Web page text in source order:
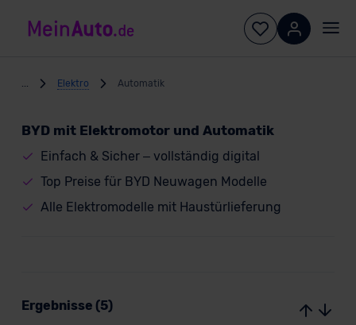
Elektro Automatik
BYD mit Elektromotor und Automatik
Einfach & Sicher – vollständig digital
Top Preise für BYD Neuwagen Modelle
Alle Elektromodelle mit Haustürlieferung
Ergebnisse (5)